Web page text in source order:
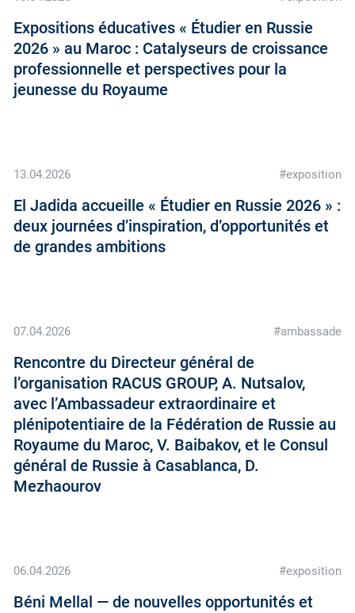
Expositions éducatives « Étudier en Russie
2026 » au Maroc : Catalyseurs de croissance
professionnelle et perspectives pour la
jeunesse du Royaume
13.04.2026 #exposition
El Jadida accueille « Étudier en Russie 2026 » :
deux journées d’inspiration, d’opportunités et
de grandes ambitions
07.04.2026 #ambassade
Rencontre du Directeur général de
l’organisation RACUS GROUP, A. Nutsalov,
avec l’Ambassadeur extraordinaire et
plénipotentiaire de la Fédération de Russie au
Royaume du Maroc, V. Baibakov, et le Consul
général de Russie à Casablanca, D.
Mezhaourov
06.04.2026 #exposition
Béni Mellal — de nouvelles opportunités et